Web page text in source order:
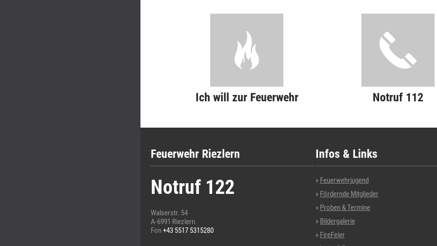
Ich will zur Feuerwehr Notruf 112
Feuerwehr Riezlern
Notruf 122
Walserstr. 54
A-6991 Riezlern
Fon+43 5517 5315280
Infos & Links
Feuerwehrjugend
Fördernde Mitglieder
Proben & Termine
Bildergalerie
FireFeier